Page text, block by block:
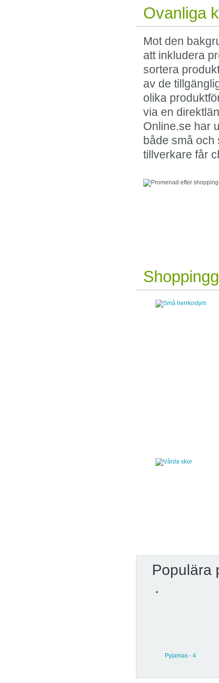
Ovanliga
Mot den
att inkludera
sortera
av de
olika
via en
Online.se har
både små
tillverkare får
Populära
Pyjamas - 4